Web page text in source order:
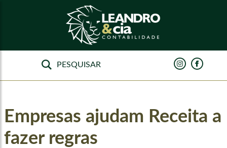
Empresas ajudam Receita a
fazer regras